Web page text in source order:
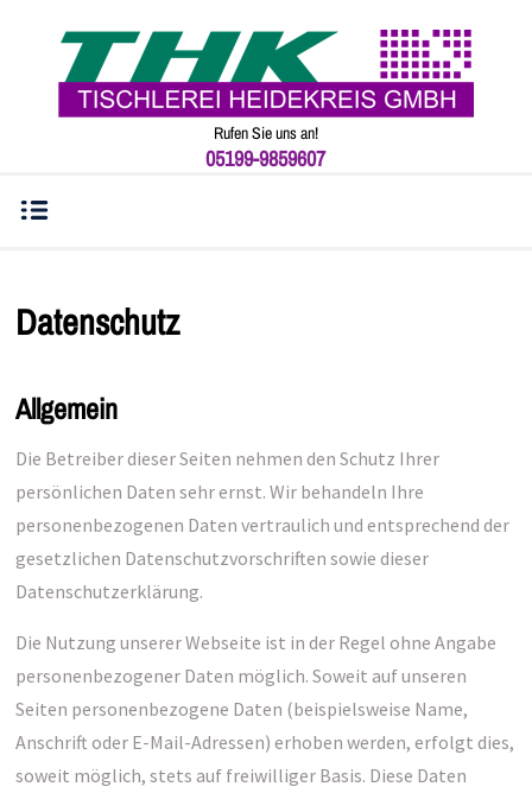
Rufen Sie uns an!
05199-9859607
Datenschutz
Allgemein
Die Betreiber dieser Seiten nehmen den Schutz Ihrer
persönlichen Daten sehr ernst. Wir behandeln Ihre
personenbezogenen Daten vertraulich und entsprechend der
gesetzlichen Datenschutzvorschriften sowie dieser
Datenschutzerklärung.
Die Nutzung unserer Webseite ist in der Regel ohne Angabe
personenbezogener Daten möglich. Soweit auf unseren
Seiten personenbezogene Daten (beispielsweise Name,
Anschrift oder E-Mail-Adressen) erhoben werden, erfolgt dies,
soweit möglich, stets auf freiwilliger Basis. Diese Daten